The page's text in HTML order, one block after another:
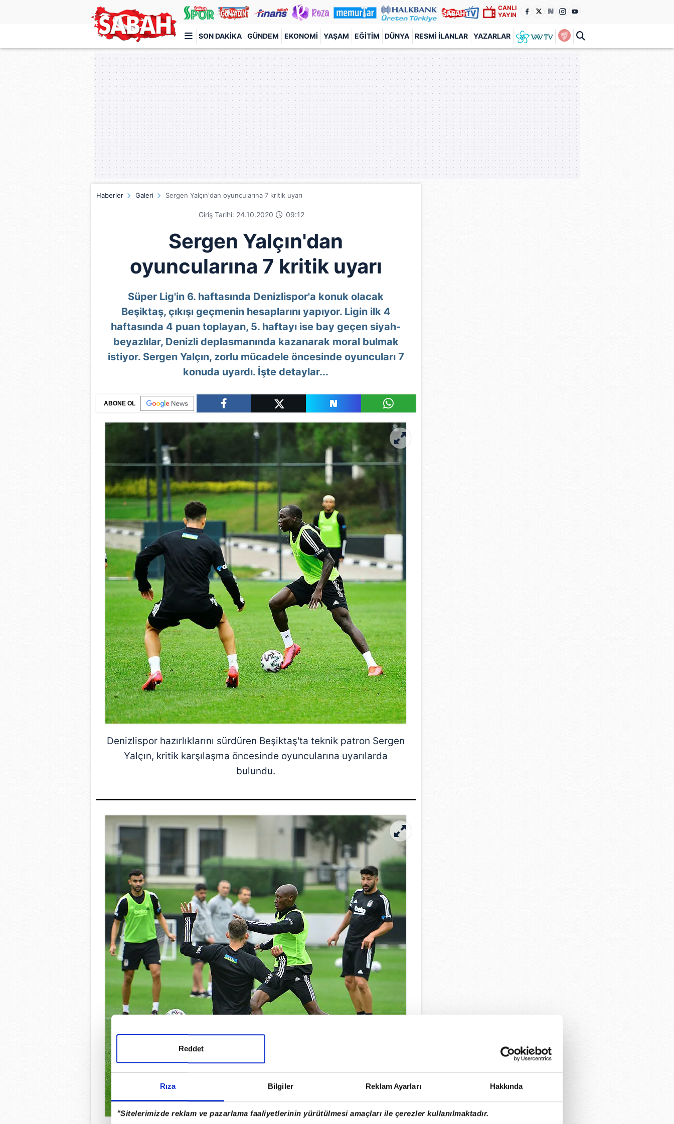
Rıza Bilgiler Reklam Ayarları Hakkında
"Sitelerimizde reklam ve pazarlama faaliyetlerinin yürütülmesi amaçları ile çerezler kullanılmaktadır.
Reddet
CANLI
YAYIN
SON DAKIKA GÜNDEM EKONOMI YAŞAM EĞITIM DÜNYA RESMI İLANLAR YAZARLAR
Türkiye'nin en iyi haber sitesi
Haberler Galeri Sergen Yalçın'dan oyuncularına 7 kritik uyarı
Giriş Tarihi: 24.10.2020 09:12
Sergen Yalçın'dan
oyuncularına 7 kritik uyarı
Süper Lig'in 6. haftasında Denizlispor'a konuk olacak
Beşiktaş, çıkışı geçmenin hesaplarını yapıyor. Ligin ilk 4
haftasında 4 puan toplayan, 5. haftayı ise bay geçen siyah-
beyazlılar, Denizli deplasmanında kazanarak moral bulmak
istiyor. Sergen Yalçın, zorlu mücadele öncesinde oyuncuları 7
konuda uyardı. İşte detaylar...
ABONE OL
Denizlispor hazırlıklarını sürdüren Beşiktaş'ta teknik patron Sergen
Yalçın, kritik karşılaşma öncesinde oyuncularına uyarılarda
bulundu.